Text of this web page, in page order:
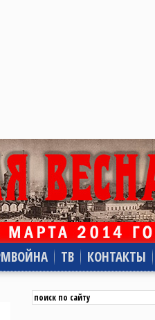
ТВ КОНТАКТЫ